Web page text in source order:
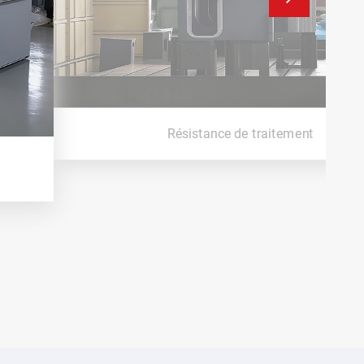
laser etv machine de combo de rainure
Intégrer
en v dans une seule machine, résoudre les erreurs
configurations et améliorer la précision de
Résistance de traitement